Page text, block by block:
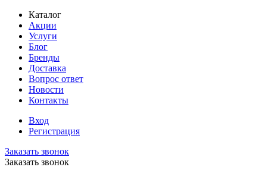
Каталог
Акции
Услуги
Блог
Бренды
Доставка
Вопрос ответ
Новости
Контакты
Вход
Регистрация
Заказать звонок
Заказать звонок